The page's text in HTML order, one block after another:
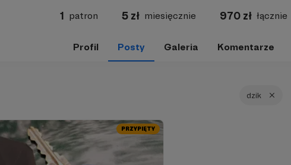
1 patron 5 zł miesięcznie 970 zł łącznie
Profil Posty Galeria Komentarze
dzik
PRZYPIĘTY